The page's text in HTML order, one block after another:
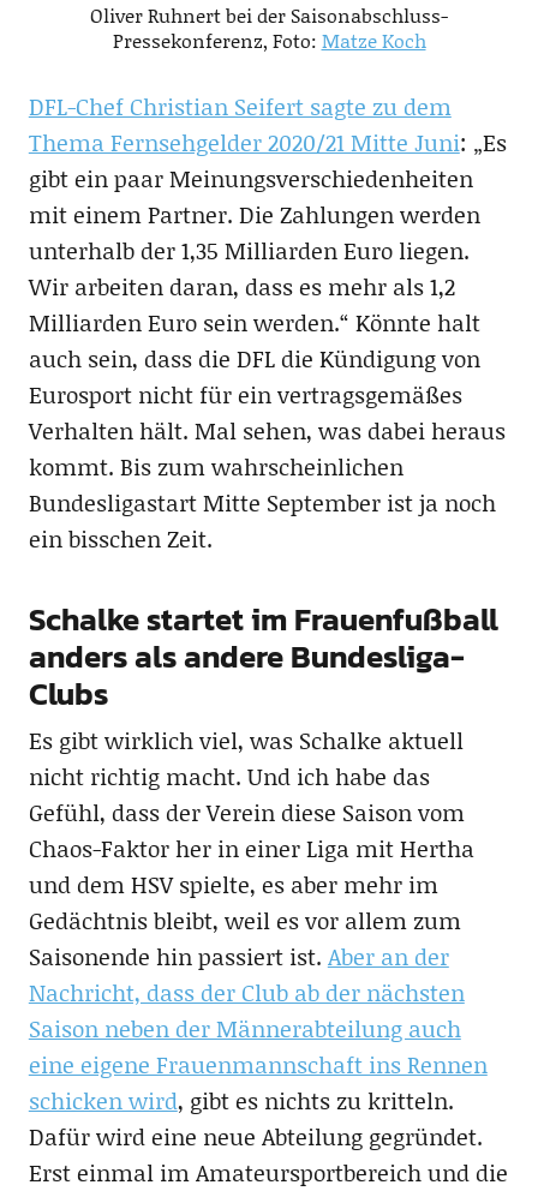
Oliver Ruhnert bei der Saisonabschluss-
Pressekonferenz, Foto: Matze Koch
DFL-Chef Christian Seifert sagte zu dem
Thema Fernsehgelder 2020/21 Mitte Juni: „Es
gibt ein paar Meinungsverschiedenheiten
mit einem Partner. Die Zahlungen werden
unterhalb der 1,35 Milliarden Euro liegen.
Wir arbeiten daran, dass es mehr als 1,2
Milliarden Euro sein werden.“ Könnte halt
auch sein, dass die DFL die Kündigung von
Eurosport nicht für ein vertragsgemäßes
Verhalten hält. Mal sehen, was dabei heraus
kommt. Bis zum wahrscheinlichen
Bundesligastart Mitte September ist ja noch
ein bisschen Zeit.
Schalke startet im Frauenfußball
anders als andere Bundesliga-
Clubs
Es gibt wirklich viel, was Schalke aktuell
nicht richtig macht. Und ich habe das
Gefühl, dass der Verein diese Saison vom
Chaos-Faktor her in einer Liga mit Hertha
und dem HSV spielte, es aber mehr im
Gedächtnis bleibt, weil es vor allem zum
Saisonende hin passiert ist. Aber an der
Nachricht, dass der Club ab der nächsten
Saison neben der Männerabteilung auch
eine eigene Frauenmannschaft ins Rennen
schicken wird, gibt es nichts zu kritteln.
Dafür wird eine neue Abteilung gegründet.
Erst einmal im Amateursportbereich und die